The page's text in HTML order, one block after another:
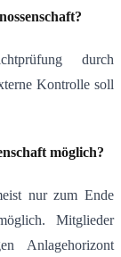
durch
Kontrolle soll
möglich?
nur zum Ende
Mitglieder
Anlagehorizont